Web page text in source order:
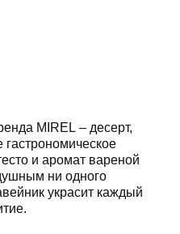
MIREL – десерт,
и аромат вареной
ни одного
украсит каждый